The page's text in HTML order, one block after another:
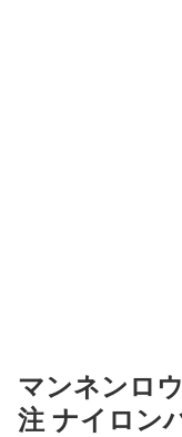
マンネンロ
注 ナイロン